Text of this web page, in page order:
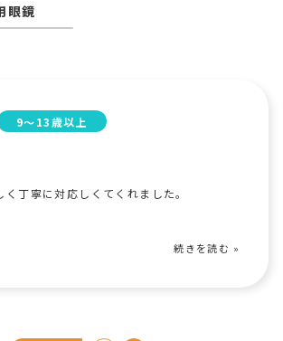
眼鏡
9〜13歳以上
く丁寧に対応しくてくれました。
続きを読む »